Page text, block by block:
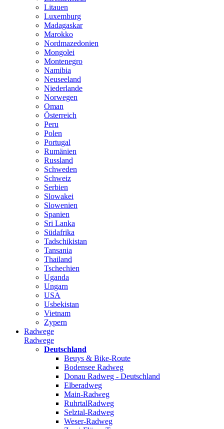
Litauen
Luxemburg
Madagaskar
Marokko
Nordmazedonien
Mongolei
Montenegro
Namibia
Neuseeland
Niederlande
Norwegen
Oman
Österreich
Peru
Polen
Portugal
Rumänien
Russland
Schweden
Schweiz
Serbien
Slowakei
Slowenien
Spanien
Sri Lanka
Südafrika
Tadschikistan
Tansania
Thailand
Tschechien
Uganda
Ungarn
USA
Usbekistan
Vietnam
Zypern
Radwege
Radwege
Deutschland
Beuys & Bike-Route
Bodensee Radweg
Donau Radweg - Deutschland
Elberadweg
Main-Radweg
RuhrtalRadweg
Selztal-Radweg
Weser-Radweg